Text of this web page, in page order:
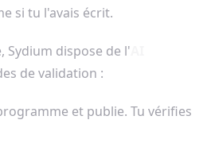
si tu l'avais écrit.
Sydium dispose de l'
de validation :
et publie. Tu vérifies